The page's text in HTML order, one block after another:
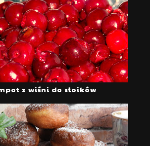
z wiśni do słoików